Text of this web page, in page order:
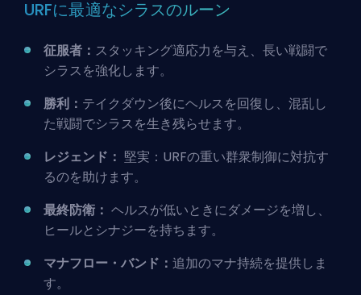
URFに最適なシラスのルーン
征服者： スタッキング適応力を与え、長い戦闘で
シラスを強化します。
勝利： テイクダウン後にヘルスを回復し、混乱し
た戦闘でシラスを生き残らせます。
レジェンド： 堅実：URFの重い群衆制御に対抗す
るのを助けます。
最終防衛： ヘルスが低いときにダメージを増し、
ヒールとシナジーを持ちます。
マナフロー・バンド： 追加のマナ持続を提供しま
す。